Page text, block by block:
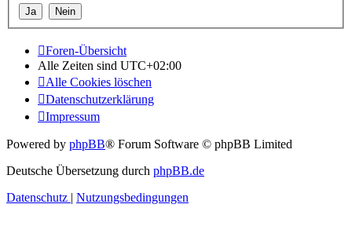
Foren-Übersicht
Alle Zeiten sind UTC+02:00
Alle Cookies löschen
Datenschutzerklärung
Impressum
Powered by phpBB® Forum Software © phpBB Limited
Deutsche Übersetzung durch phpBB.de
Datenschutz | Nutzungsbedingungen